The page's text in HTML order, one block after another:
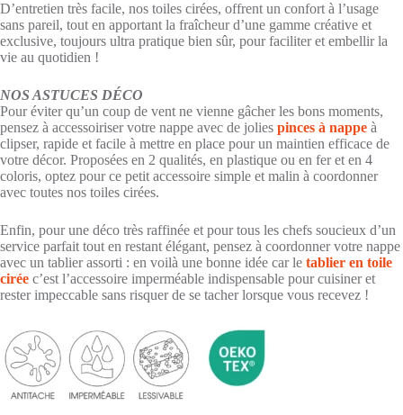
D’entretien très facile, nos toiles cirées, offrent un confort à l’usage
sans pareil, tout en apportant la fraîcheur d’une gamme créative et
exclusive, toujours ultra pratique bien sûr, pour faciliter et embellir la
vie au quotidien !
NOS ASTUCES DÉCO
Pour éviter qu’un coup de vent ne vienne gâcher les bons moments,
pensez à accessoiriser votre nappe avec de jolies pinces à nappe à
clipser, rapide et facile à mettre en place pour un maintien efficace de
votre décor. Proposées en 2 qualités, en plastique ou en fer et en 4
coloris, optez pour ce petit accessoire simple et malin à coordonner
avec toutes nos toiles cirées.
Enfin, pour une déco très raffinée et pour tous les chefs soucieux d’un
service parfait tout en restant élégant, pensez à coordonner votre nappe
avec un tablier assorti : en voilà une bonne idée car le tablier en toile
cirée c’est l’accessoire imperméable indispensable pour cuisiner et
rester impeccable sans risquer de se tacher lorsque vous recevez !